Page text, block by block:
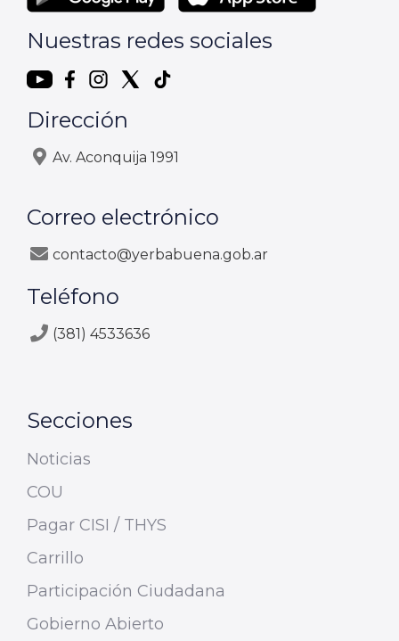
Nuestras redes sociales
Dirección
Av. Aconquija 1991
Correo electrónico
contacto@yerbabuena.gob.ar
Teléfono
(381) 4533636
Secciones
Noticias
COU
Pagar CISI / THYS
Carrillo
Participación Ciudadana
Gobierno Abierto